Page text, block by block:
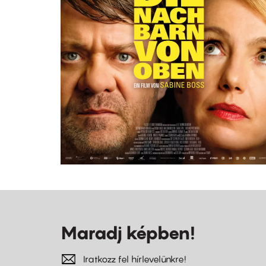
Maradj képben!
Iratkozz fel hírlevelünkre!